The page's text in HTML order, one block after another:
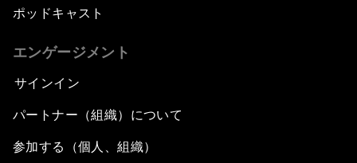
ポッドキャスト
エンゲージメント
サインイン
パートナー（組織）について
参加する（個人、組織）